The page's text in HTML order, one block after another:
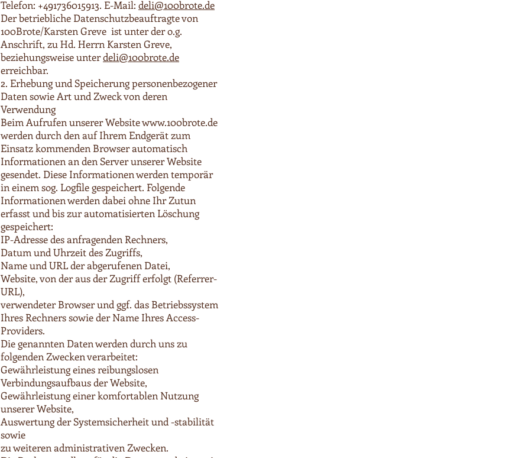
Telefon: +491736015913. E-Mail: deli@100brote.de
Der betriebliche Datenschutzbeauftragte von
100Brote/Karsten Greve ist unter der o.g.
Anschrift, zu Hd. Herrn Karsten Greve,
beziehungsweise unterdeli@100brote.de
erreichbar.
2. Erhebung und Speicherung personenbezogener
Daten sowie Art und Zweck von deren
Verwendung
Beim Aufrufen unserer Websitewww.100brote.de
werden durch den auf Ihrem Endgerät zum
Einsatz kommenden Browser automatisch
Informationen an den Server unserer Website
gesendet. Diese Informationen werden temporär
in einem sog. Logfile gespeichert. Folgende
Informationen werden dabei ohne Ihr Zutun
erfasst und bis zur automatisierten Löschung
gespeichert:
IP-Adresse des anfragenden Rechners,
Datum und Uhrzeit des Zugriffs,
Name und URL der abgerufenen Datei,
Website, von der aus der Zugriff erfolgt (Referrer-
URL),
verwendeter Browser und ggf. das Betriebssystem
Ihres Rechners sowie der Name Ihres Access-
Providers.
Die genannten Daten werden durch uns zu
folgenden Zwecken verarbeitet:
Gewährleistung eines reibungslosen
Verbindungsaufbaus der Website,
Gewährleistung einer komfortablen Nutzung
unserer Website,
Auswertung der Systemsicherheit und -stabilität
sowie
zu weiteren administrativen Zwecken.